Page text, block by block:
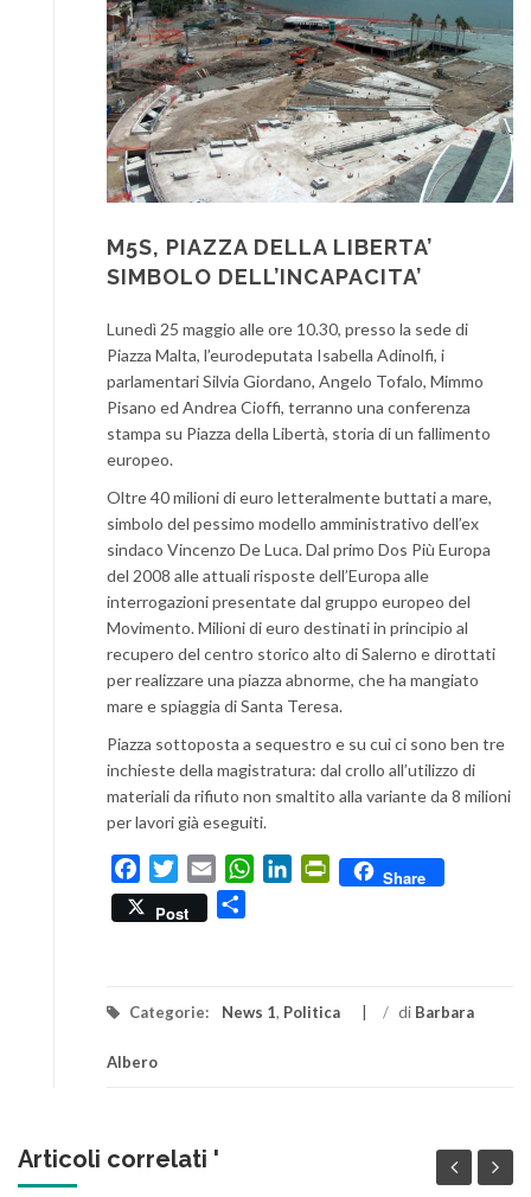
M5S, PIAZZA DELLA LIBERTA’
SIMBOLO DELL’INCAPACITA’
Lunedì 25 maggio alle ore 10.30, presso la sede di
Piazza Malta, l’eurodeputata Isabella Adinolfi, i
parlamentari Silvia Giordano, Angelo Tofalo, Mimmo
Pisano ed Andrea Cioffi, terranno una conferenza
stampa su Piazza della Libertà, storia di un fallimento
europeo.
Oltre 40 milioni di euro letteralmente buttati a mare,
simbolo del pessimo modello amministrativo dell’ex
sindaco Vincenzo De Luca. Dal primo Dos Più Europa
del 2008 alle attuali risposte dell’Europa alle
interrogazioni presentate dal gruppo europeo del
Movimento. Milioni di euro destinati in principio al
recupero del centro storico alto di Salerno e dirottati
per realizzare una piazza abnorme, che ha mangiato
mare e spiaggia di Santa Teresa.
Piazza sottoposta a sequestro e su cui ci sono ben tre
inchieste della magistratura: dal crollo all’utilizzo di
materiali da rifiuto non smaltito alla variante da 8 milioni
per lavori già eseguiti.
FacebookTwitterEmail WhatsApp
LinkedInPrintFriendly
Share
Post
Categorie: News 1, Politica / di Barbara
Albero
Articoli correlati '